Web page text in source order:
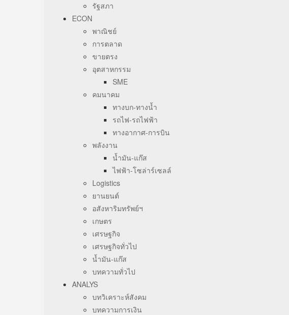
รัฐสภา
ECON
พาณิชย์
การตลาด
ขายตรง
อุตสาหกรรม
SME
คมนาคม
ทางบก-ทางน้ำ
รถไฟ-รถไฟฟ้า
ทางอากาศ-การบิน
พลังงาน
น้ำมัน-แก๊ส
ไฟฟ้า-โซล่าร์เซลล์
Logistics
ยานยนต์
อสังหาริมทรัพย์ฯ
เกษตร
เศรษฐกิจ
เศรษฐกิจทั่วไป
น้ำมัน-แก๊ส
บทความทั่วไป
ANALYS
บทวิเคราะห์สังคม
บทความการเงิน